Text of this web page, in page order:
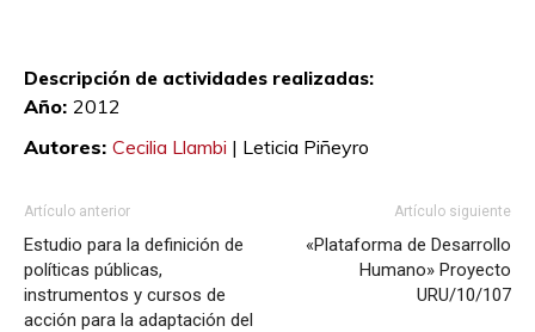
Descripción de actividades realizadas:
Año: 2012
Autores: Cecilia Llambi | Leticia Piñeyro
Artículo anterior
Estudio para la definición de
políticas públicas,
instrumentos y cursos de
acción para la adaptación del
Artículo siguiente
«Plataforma de Desarrollo
Humano» Proyecto
URU/10/107